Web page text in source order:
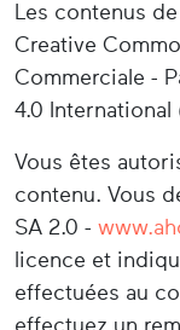
Les contenus
Creative
Commerciale -
4.0 International
Vous êtes
contenu. Vous
SA 2.0 -
licence et
effectuées au